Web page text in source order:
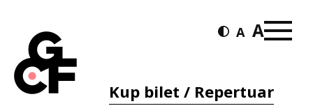
Kup bilet / Repertuar